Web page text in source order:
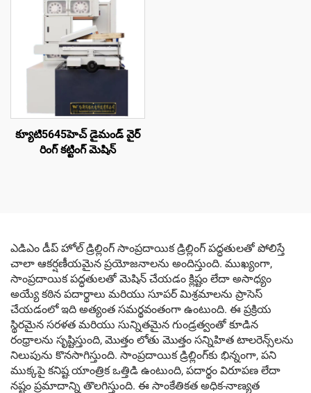
క్యూటి5645హెచ్ డైమండ్ వైర్
రింగ్ కట్టింగ్ మెషిన్
ఎడిఎం డీప్ హోల్ డ్రిల్లింగ్ సాంప్రదాయిక డ్రిల్లింగ్ పద్ధతులతో పోలిస్తే
చాలా ఆకర్షణీయమైన ప్రయోజనాలను అందిస్తుంది. ముఖ్యంగా,
సాంప్రదాయిక పద్ధతులతో మెషిన్ చేయడం క్లిష్టం లేదా అసాధ్యం
అయ్యే కఠిన పదార్థాలు మరియు సూపర్ మిశ్రమాలను ప్రాసెస్
చేయడంలో ఇది అత్యంత సమర్థవంతంగా ఉంటుంది. ఈ ప్రక్రియ
స్థిరమైన సరళత మరియు సున్నితమైన గుండ్రత్వంతో కూడిన
రంధ్రాలను సృష్టిస్తుంది, మొత్తం లోతు మొత్తం సన్నిహిత టాలరెన్స్‌లను
నిలుపును కొనసాగిస్తుంది. సాంప్రదాయిక డ్రిల్లింగ్‌కు భిన్నంగా, పని
ముక్కపై కనిష్ట యాంత్రిక ఒత్తిడి ఉంటుంది, పదార్థం విరూపణ లేదా
నష్టం ప్రమాదాన్ని తొలగిస్తుంది. ఈ సాంకేతికత అధిక-నాణ్యత